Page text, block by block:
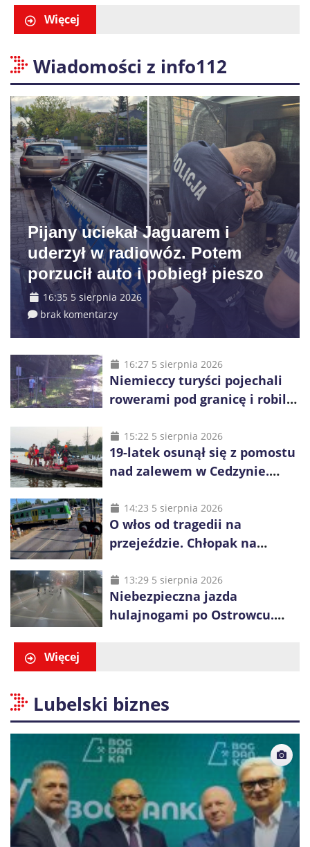
Więcej
Wiadomości z info112
Pijany uciekał Jaguarem i
uderzył w radiowóz. Potem
porzucił auto i pobiegł pieszo
16:35 5 sierpnia 2026
brak komentarzy
16:27 5 sierpnia 2026
Niemieccy turyści pojechali
rowerami pod granicę i robili
15:22 5 sierpnia 2026
19-latek osunął się z pomostu
nad zalewem w Cedzynie.
życie14:23 5 sierpnia 2026
O włos od tragedii na
przejeździe. Chłopak na
nadjeżdżający pociąg
13:29 5 sierpnia 2026
Niebezpieczna jazda
hulajnogami po Ostrowcu.
Więcej
Lubelski biznes